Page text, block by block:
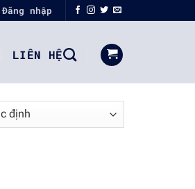
Đăng nhập
LIÊN HỆ